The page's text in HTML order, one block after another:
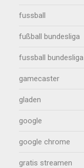
fussball
fußball bundesliga
fussball bundesliga
gamecaster
gladen
google
google chrome
gratis streamen